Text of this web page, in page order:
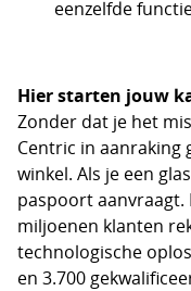
eenzelfde
Hier starten jouw
Zonder dat je het
Centric in aanraking
winkel. Als je een
paspoort aanvraagt.
miljoenen klanten
technologische
en 3.700